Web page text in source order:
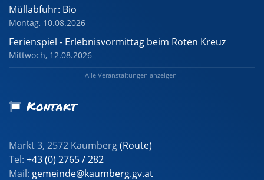
Müllabfuhr: Bio
Montag, 10.08.2026
Ferienspiel - Erlebnisvormittag beim Roten Kreuz
Mittwoch, 12.08.2026
Alle Veranstaltungen anzeigen
Kontakt
Markt 3, 2572 Kaumberg(Route)
Tel: +43 (0) 2765 / 282
Mail: gemeinde@kaumberg.gv.at